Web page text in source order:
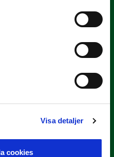
Visa detaljer
cookies
IF